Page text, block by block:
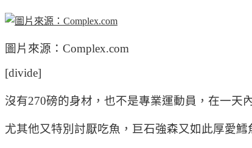
圖片來源：Complex.com
[divide]
沒有270磅的身材，也不是專業運動員，在一天
尤其他又特別討厭吃魚，巨石強森又如此厚愛鱈